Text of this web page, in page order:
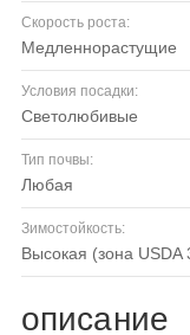
Скорость роста:
медленнорастущие
Условия посадки:
светолюбивые
Тип почвы:
любая
Зимостойкость:
высокая (зона USDA
описание